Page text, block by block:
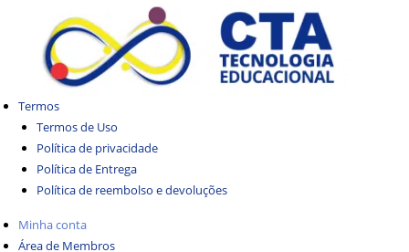
Termos
Termos de Uso
Política de privacidade
Política de Entrega
Política de reembolso e devoluções
Minha conta
Área de Membros